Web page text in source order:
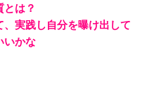
は？
実践し自分を曝け出して
いかな